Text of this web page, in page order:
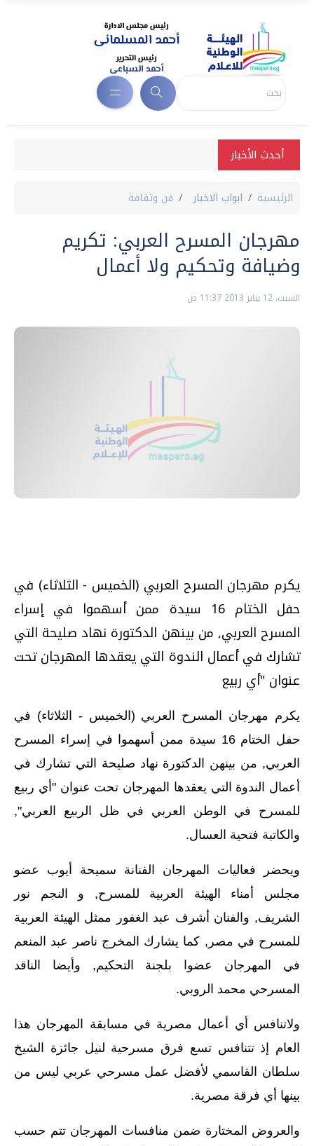
أحدث الأخبار
الرئيسية ابواب الاخبار فن وثقافة
مهرجان المسرح العربي: تكريم
وضيافة وتحكيم ولا أعمال
السبت، 12 يناير 2013 11:37 ص
يكرم مهرجان المسرح العربي (الخميس - الثلاثاء) في
حفل الختام 16 سيدة ممن أسهموا في إسراء
المسرح العربي, من بينهن الدكتورة نهاد صليحة التي
تشارك في أعمال الندوة التي يعقدها المهرجان تحت
عنوان "أي ربيع
يكرم مهرجان المسرح العربي (الخميس - الثلاثاء) في
حفل الختام 16 سيدة ممن أسهموا في إسراء المسرح
العربي, من بينهن الدكتورة نهاد صليحة التي تشارك في
أعمال الندوة التي يعقدها المهرجان تحت عنوان "أي ربيع
للمسرح في الوطن العربي في ظل الربيع العربي",
والكاتبة فتحية العسال.
ويحضر فعاليات المهرجان الفنانة سميحة أيوب عضو
مجلس أمناء الهيئة العربية للمسرح, و النجم نور
الشريف, والفنان أشرف عبد الغفور ممثل الهيئة العربية
للمسرح في مصر, كما يشارك المخرج ناصر عبد المنعم
في المهرجان عضوا بلجنة التحكيم, وأيضا الناقد
المسرحي محمد الروبي.
ولاتنافس أي أعمال مصرية في مسابقة المهرجان هذا
العام إذ تتنافس تسع فرق مسرحية لنيل جائزة الشيخ
سلطان القاسمي لأفضل عمل مسرحي عربي ليس من
بينها أي فرقة مصرية.
والعروض المختارة ضمن منافسات المهرجان تتم حسب